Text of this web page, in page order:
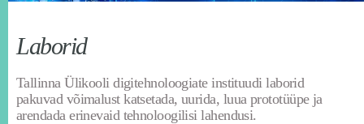
Laborid
Tallinna Ülikooli digitehnoloogiate instituudi laborid
pakuvad võimalust katsetada, uurida, luua prototüüpe ja
arendada erinevaid tehnoloogilisi lahendusi.